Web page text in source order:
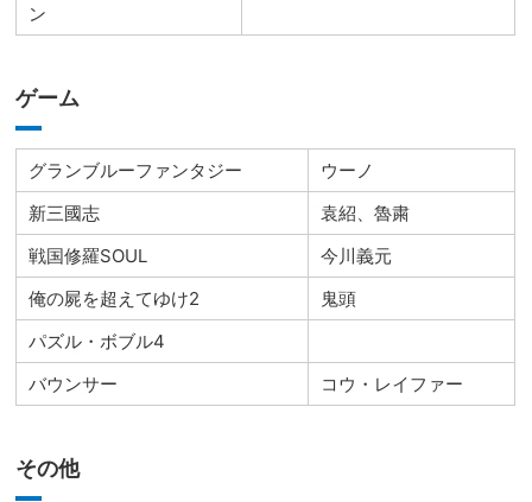
ン
ゲーム
グランブルーファンタジー
ウーノ
新三國志
袁紹、魯粛
戦国修羅SOUL
今川義元
俺の屍を超えてゆけ2
鬼頭
パズル・ボブル4
バウンサー
コウ・レイファー
その他